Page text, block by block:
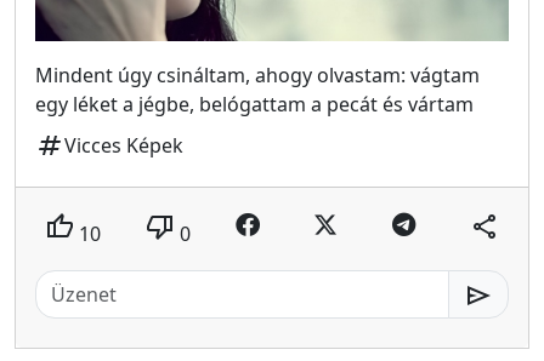
Mindent úgy csináltam, ahogy olvastam: vágtam
egy léket a jégbe, belógattam a pecát és vártam
tagVicces Képek
thumb_up 10 thumb_down 0 share
send